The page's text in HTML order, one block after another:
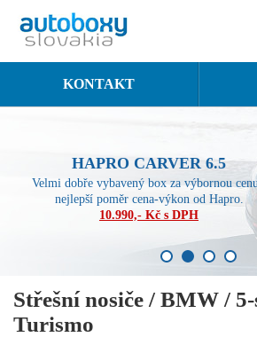
KONTAKT
HAPRO CARVER 6.5
Velmi dobře vybavený box za výbornou
nejlepší poměr cena-výkon od Hapro.
10.990,- Kč s DPH
Střešní nosiče / BMW /
Turismo